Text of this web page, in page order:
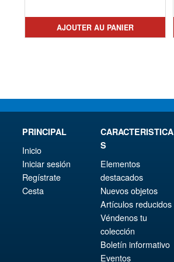
était :
€491.72.
actuel
est :
AJOUTER AU PANIER
PRINCIPAL
Inicio
Iniciar sesión
Regístrate
Cesta
CARACTERISTICA
S
Elementos
destacados
Nuevos objetos
Artículos reducidos
Véndenos tu
colección
Boletín informativo
Eventos